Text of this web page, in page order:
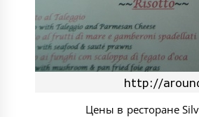
Цены в ресторане